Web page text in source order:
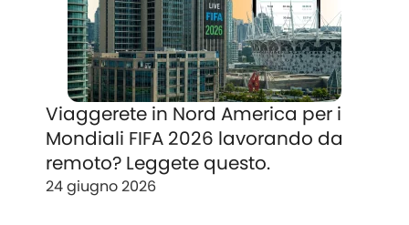
Viaggerete in Nord America per i
Mondiali FIFA 2026 lavorando da
remoto? Leggete questo.
24 giugno 2026